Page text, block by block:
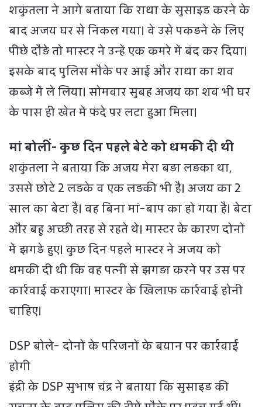
शकुंतला ने आगे बताया कि राधा के सुसाइड करने के
बाद अजय घर से निकल गया। वे उसे पकड़ने के लिए
पीछे दौड़े तो मास्टर ने उन्हें एक कमरे में बंद कर दिया।
इसके बाद पुलिस मौके पर आई और राधा का शव
कब्जे में ले लिया। सोमवार सुबह अजय का शव भी घर
के पास ही खेत में फंदे पर लटा हुआ मिला।
मां बोलीं- कुछ दिन पहले बेटे को धमकी दी थी
शकुंतला ने बताया कि अजय मेरा बड़ा लड़का था,
उससे छोटे 2 लड़के व एक लड़की भी है। अजय का 2
साल का बेटा है। वह बिना मां-बाप का हो गया है। बेटा
और बहू अच्छी तरह से रहते थे। मास्टर के कारण दोनों
में झगड़े हुए। कुछ दिन पहले मास्टर ने अजय को
धमकी दी थी कि वह पत्नी से झगड़ा करने पर उस पर
कार्रवाई कराएगा। मास्टर के खिलाफ कार्रवाई होनी
चाहिए।
DSP बोले- दोनों के परिजनों के बयान पर कार्रवाई
होगी
इंद्री के DSP सुभाष चंद्र ने बताया कि सुसाइड की